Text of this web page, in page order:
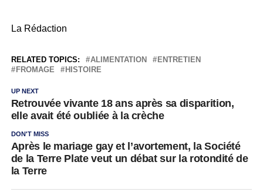
La Rédaction
RELATED TOPICS: ALIMENTATION
ENTRETIEN
FROMAGE
HISTOIRE
UP NEXT
Retrouvée vivante 18 ans après sa disparition,
elle avait été oubliée à la crèche
DON'T MISS
Après le mariage gay et l’avortement, la Société
de la Terre Plate veut un débat sur la rotondité de
la Terre